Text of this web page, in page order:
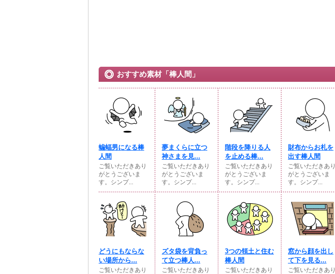
おすすめ素材「棒人間」
蝙蝠男になる棒
人間
ご覧いただきあり
がとうございま
す。シンプ...
夢まくらに立つ
神さまを見...
ご覧いただきあり
がとうございま
す。シンプ...
階段を降りる人
を止める棒...
ご覧いただきあり
がとうございま
す。シンプ...
財布からお札を
出す棒人間
ご覧いただきあり
がとうございま
す。シンプ...
どうにもならな
い場所から...
ご覧いただきあり
ズタ袋を背負っ
て立つ棒人...
ご覧いただきあり
3つの領土と住む
棒人間
ご覧いただきあり
窓から顔を出し
て下を見る...
ご覧いただきあり